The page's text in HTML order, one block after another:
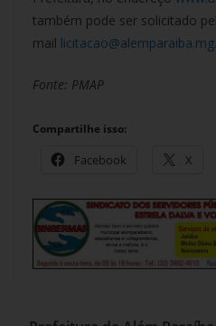
também pode ser solicitado
mail
Fonte: PMAP
Compartilhe isso:
Facebook X